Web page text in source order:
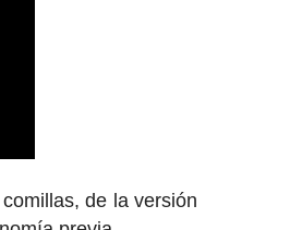
de la versión